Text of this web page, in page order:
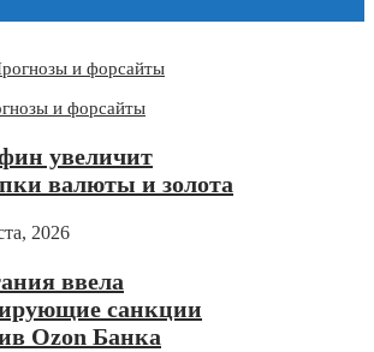
и форсайты
увеличит
валюты и золота
2026
ввела
санкции
Ozon Банка